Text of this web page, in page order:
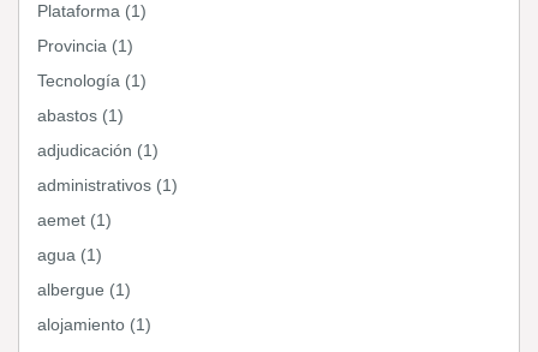
Plataforma (1)
Provincia (1)
Tecnología (1)
abastos (1)
adjudicación (1)
administrativos (1)
aemet (1)
agua (1)
albergue (1)
alojamiento (1)